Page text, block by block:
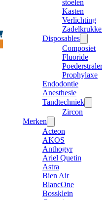
stoelen
Kasten
Verlichting
Zadelkrukken
Disposables
Composiet
Fluoride
Poederstraler
Prophylaxe
Endodontie
Anesthesie
Tandtechniek
Zircon
Merken
Acteon
AKOS
Anthogyr
Ariel Quetin
Astra
Bien Air
BlancOne
Bossklein